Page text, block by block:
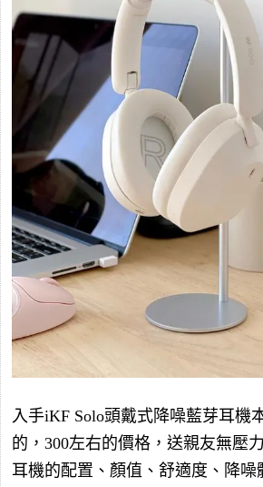
入手iKF Solo頭戴式降噪藍芽耳機
的，300左右的價格，送親友無壓
耳機的配置、顏值、舒適度、降噪